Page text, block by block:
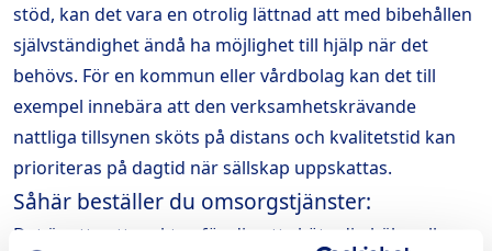
stöd, kan det vara en otrolig lättnad att med bibehållen
självständighet ändå ha möjlighet till hjälp när det
behövs. För en kommun eller vårdbolag kan det till
exempel innebära att den verksamhetskrävande
nattliga tillsynen sköts på distans och kvalitetstid kan
prioriteras på dagtid när sällskap uppskattas.
Såhär beställer du omsorgstjänster:
Det är ett nytt verktyg för dig att sköta din hälsa eller